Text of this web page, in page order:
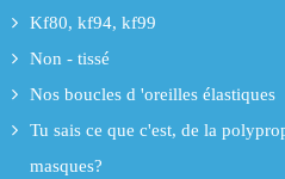
Kf80, kf94, kf99
Non - tissé
Nos boucles d 'oreilles élastiques
Tu sais ce que c'est, de la
masques?